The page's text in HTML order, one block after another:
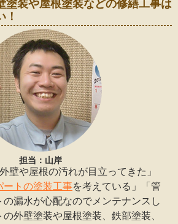
塗装や屋根塗装などの修繕工事は
！
担当：山岸
壁や屋根の汚れが目立ってきた」
ートの塗装工事を考えている」「管
漏水が心配なのでメンテナンスし
外壁塗装や屋根塗装、鉄部塗装、